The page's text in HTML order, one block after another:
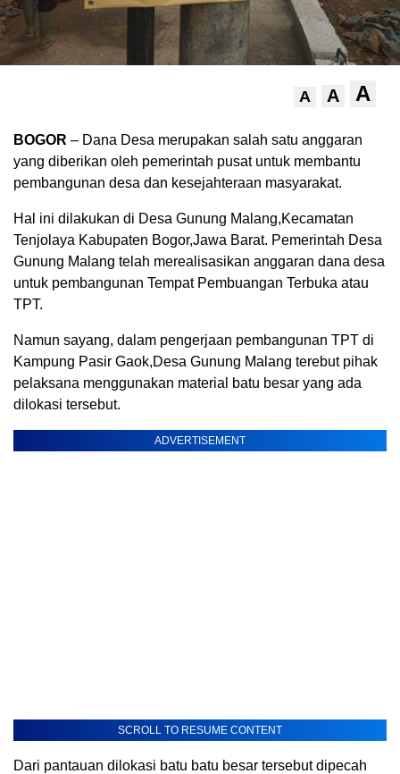
A A A
BOGOR – Dana Desa merupakan salah satu anggaran
yang diberikan oleh pemerintah pusat untuk membantu
pembangunan desa dan kesejahteraan masyarakat.
Hal ini dilakukan di Desa Gunung Malang,Kecamatan
Tenjolaya Kabupaten Bogor,Jawa Barat. Pemerintah Desa
Gunung Malang telah merealisasikan anggaran dana desa
untuk pembangunan Tempat Pembuangan Terbuka atau
TPT.
Namun sayang, dalam pengerjaan pembangunan TPT di
Kampung Pasir Gaok,Desa Gunung Malang terebut pihak
pelaksana menggunakan material batu besar yang ada
dilokasi tersebut.
ADVERTISEMENT
SCROLL TO RESUME CONTENT
Dari pantauan dilokasi batu batu besar tersebut dipecah